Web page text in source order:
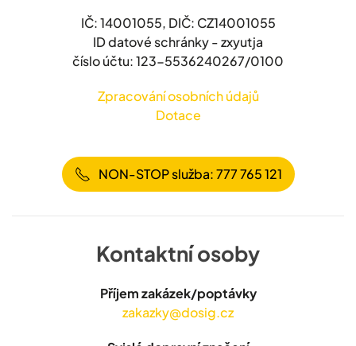
IČ: 14001055, DIČ: CZ14001055
ID datové schránky - zxyutja
číslo účtu: 123-5536240267/0100
Zpracování osobních údajů
Dotace
NON-STOP služba: 777 765 121
Kontaktní osoby
Příjem zakázek/poptávky
zakazky@dosig.cz